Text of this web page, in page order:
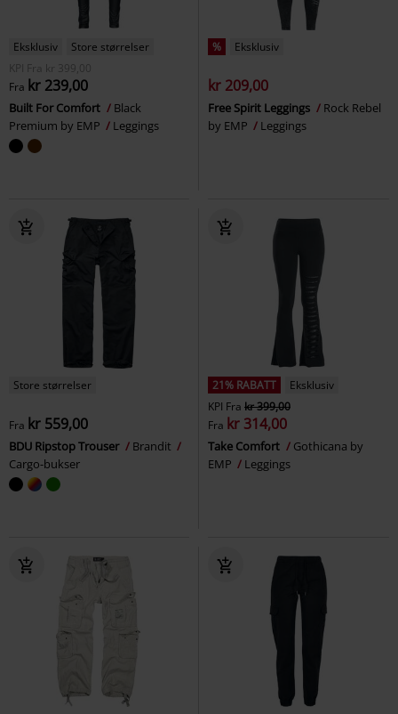
Eksklusiv
Store størrelser
KPI
Fra kr 399,00
Fra kr 239,00
Built For Comfort
Black
Premium by EMP
Leggings
% Eksklusiv
kr 209,00
Free Spirit Leggings
Rock Rebel
by EMP
Leggings
Store størrelser
Fra kr 559,00
BDU Ripstop Trouser
Brandit
Cargo-bukser
21% RABATT
Eksklusiv
KPI Fra kr 399,00
Fra kr 314,00
Take Comfort
Gothicana by
EMP
Leggings